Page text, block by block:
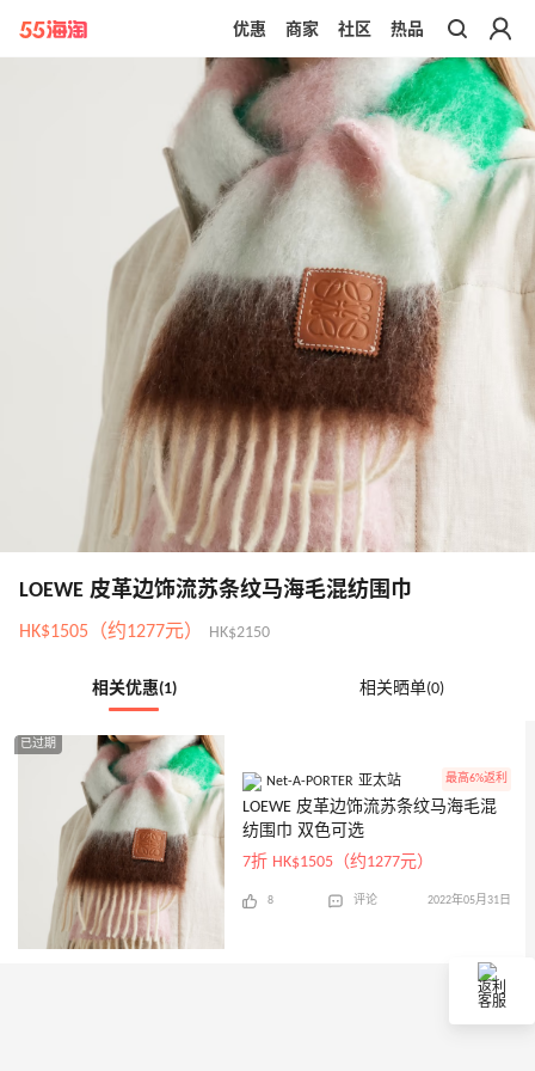
带你去官网买正品
优惠 商家 社区 热品
LOEWE 皮革边饰流苏条纹马海毛混纺围巾
HK$1505（约1277元） HK$2150
相关优惠(1) 相关晒单(0)
已过期
Net-A-PORTER 亚太站 最高6%返利
LOEWE 皮革边饰流苏条纹马海毛混
纺围巾 双色可选
7折 HK$1505（约1277元）
8 评论 2022年05月31日
返利
客服